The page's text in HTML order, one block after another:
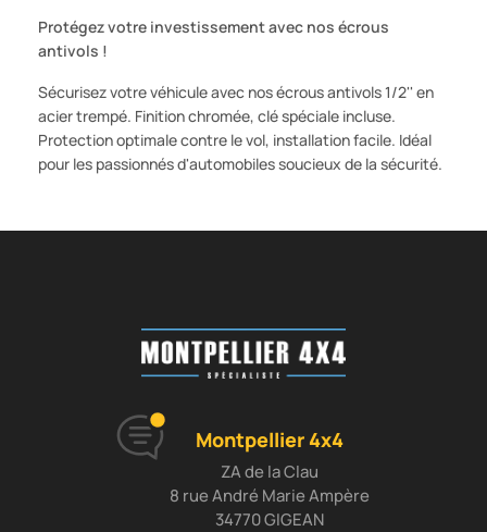
Protégez votre investissement avec nos écrous
antivols !
Sécurisez votre véhicule avec nos écrous antivols 1/2'' en
acier trempé. Finition chromée, clé spéciale incluse.
Protection optimale contre le vol, installation facile. Idéal
pour les passionnés d'automobiles soucieux de la sécurité.
Montpellier 4x4
ZA de la Clau
8 rue André Marie Ampère
34770 GIGEAN